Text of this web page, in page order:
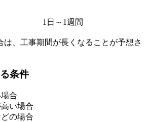
1日～1週間
は、工事期間が長くなることが予想さ
条件
合
い場合
の場合